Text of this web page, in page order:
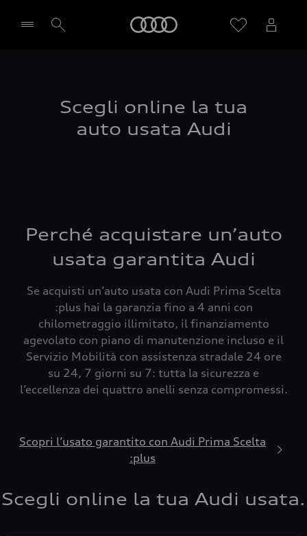
Scegli online la tua
auto usata Audi
Perché acquistare un’auto
usata garantita Audi
Se acquisti un’auto usata con Audi Prima Scelta
:plus hai la garanzia fino a 4 anni con
chilometraggio illimitato, il finanziamento
agevolato con piano di manutenzione incluso e il
Servizio Mobilità con assistenza stradale 24 ore
su 24, 7 giorni su 7: tutta la sicurezza e
l’eccellenza dei quattro anelli senza compromessi.
Scopri l’usato garantito con Audi Prima Scelta
:plus
Scegli online la tua Audi usata.